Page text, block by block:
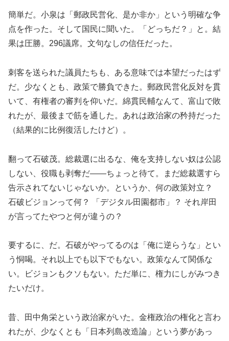
簡単だ。小泉は「郵政民営化、是か非か」という明確な争
点を作った。そして国民に聞いた。「どっちだ？」と。結
果は圧勝。296議席。文句なしの信任だった。
刺客を送られた議員たちも、ある意味では本望だったはず
だ。少なくとも、政策で勝負できた。郵政民営化反対を貫
いて、有権者の審判を仰いだ。綿貫民輔なんて、富山で敗
れたが、最後まで筋を通した。あれは政治家の矜持だった
（結果的に比例復活したけど）。
翻って石破茂。総裁選に出るな、俺を支持しない奴は公認
しない、役職も剥奪だ――ちょっと待て。まだ総裁選すら
告示されてないじゃないか。というか、何の政策対立？
石破ビジョンって何？ 「デジタル田園都市」？ それ岸田
が言ってたやつと何が違うの？
要するに、だ。石破がやってるのは「俺に逆らうな」とい
う恫喝。それ以上でも以下でもない。政策なんて関係な
い。ビジョンもクソもない。ただ単に、権力にしがみつき
たいだけ。
昔、田中角栄という政治家がいた。金権政治の権化と言わ
れたが、少なくとも「日本列島改造論」という夢があっ